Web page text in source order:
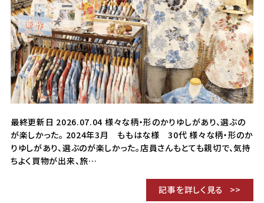
最終更新日 2026.07.04 様々な柄・形のかりゆしがあり、選ぶの
が楽しかった。 2024年3月 ももはな様 30代 様々な柄・形のか
りゆしがあり、選ぶのが楽しかった。店員さんもとても親切で、気持
ちよく買物が出来、旅…
記事を詳しく見る